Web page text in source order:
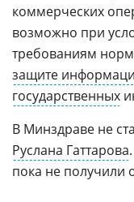
коммерческих
возможно при
требованиям
защите
государственных
В Минздраве не
Руслана Гаттарова.
пока не получили